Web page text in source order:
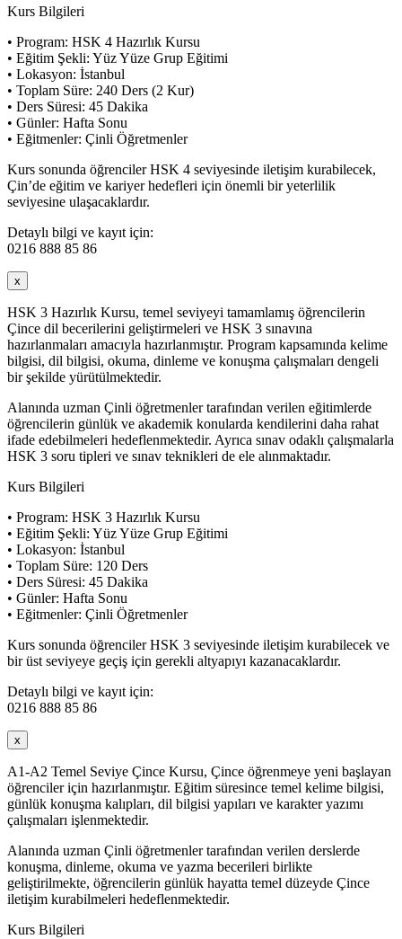
Kurs Bilgileri
• Program: HSK 4 Hazırlık Kursu
• Eğitim Şekli: Yüz Yüze Grup Eğitimi
• Lokasyon: İstanbul
• Toplam Süre: 240 Ders (2 Kur)
• Ders Süresi: 45 Dakika
• Günler: Hafta Sonu
• Eğitmenler: Çinli Öğretmenler
Kurs sonunda öğrenciler HSK 4 seviyesinde iletişim kurabilecek,
Çin’de eğitim ve kariyer hedefleri için önemli bir yeterlilik
seviyesine ulaşacaklardır.
Detaylı bilgi ve kayıt için:
0216 888 85 86
x
HSK 3 Hazırlık Kursu, temel seviyeyi tamamlamış öğrencilerin
Çince dil becerilerini geliştirmeleri ve HSK 3 sınavına
hazırlanmaları amacıyla hazırlanmıştır. Program kapsamında kelime
bilgisi, dil bilgisi, okuma, dinleme ve konuşma çalışmaları dengeli
bir şekilde yürütülmektedir.
Alanında uzman Çinli öğretmenler tarafından verilen eğitimlerde
öğrencilerin günlük ve akademik konularda kendilerini daha rahat
ifade edebilmeleri hedeflenmektedir. Ayrıca sınav odaklı çalışmalarla
HSK 3 soru tipleri ve sınav teknikleri de ele alınmaktadır.
Kurs Bilgileri
• Program: HSK 3 Hazırlık Kursu
• Eğitim Şekli: Yüz Yüze Grup Eğitimi
• Lokasyon: İstanbul
• Toplam Süre: 120 Ders
• Ders Süresi: 45 Dakika
• Günler: Hafta Sonu
• Eğitmenler: Çinli Öğretmenler
Kurs sonunda öğrenciler HSK 3 seviyesinde iletişim kurabilecek ve
bir üst seviyeye geçiş için gerekli altyapıyı kazanacaklardır.
Detaylı bilgi ve kayıt için:
0216 888 85 86
x
A1-A2 Temel Seviye Çince Kursu, Çince öğrenmeye yeni başlayan
öğrenciler için hazırlanmıştır. Eğitim süresince temel kelime bilgisi,
günlük konuşma kalıpları, dil bilgisi yapıları ve karakter yazımı
çalışmaları işlenmektedir.
Alanında uzman Çinli öğretmenler tarafından verilen derslerde
konuşma, dinleme, okuma ve yazma becerileri birlikte
geliştirilmekte, öğrencilerin günlük hayatta temel düzeyde Çince
iletişim kurabilmeleri hedeflenmektedir.
Kurs Bilgileri